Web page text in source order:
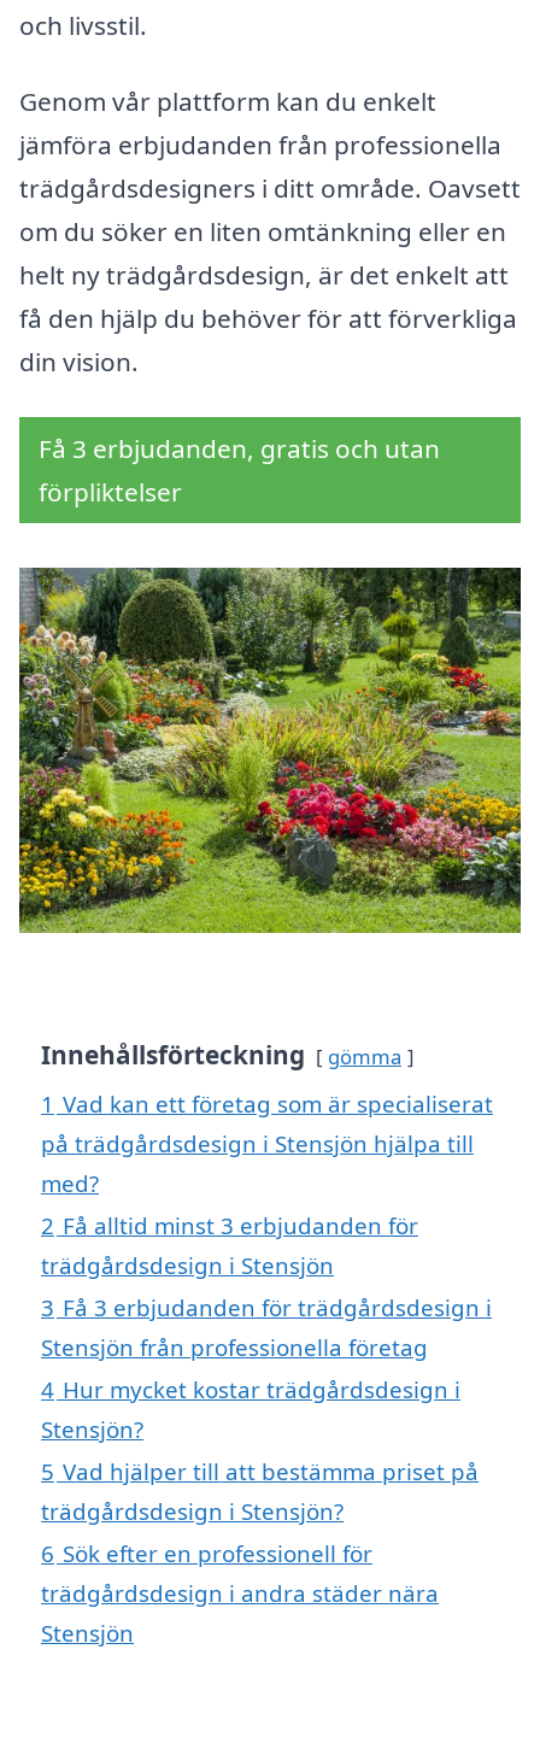
och livsstil.
Genom vår plattform kan du enkelt
jämföra erbjudanden från professionella
trädgårdsdesigners i ditt område. Oavsett
om du söker en liten omtänkning eller en
helt ny trädgårdsdesign, är det enkelt att
få den hjälp du behöver för att förverkliga
din vision.
Få 3 erbjudanden, gratis och utan
förpliktelser
Innehållsförteckning gömma
1 Vad kan ett företag som är specialiserat
på trädgårdsdesign i Stensjön hjälpa till
med?
2 Få alltid minst 3 erbjudanden för
trädgårdsdesign i Stensjön
3 Få 3 erbjudanden för trädgårdsdesign i
Stensjön från professionella företag
4 Hur mycket kostar trädgårdsdesign i
Stensjön?
5 Vad hjälper till att bestämma priset på
trädgårdsdesign i Stensjön?
6 Sök efter en professionell för
trädgårdsdesign i andra städer nära
Stensjön